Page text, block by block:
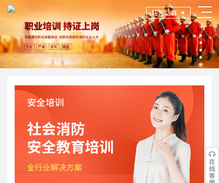
托普站群